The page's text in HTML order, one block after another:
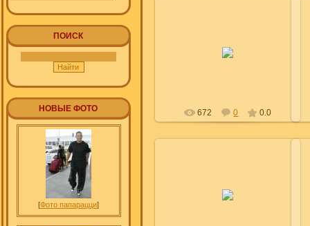
ПОИСК
НОВЫЕ ФОТО
[Фото папарацци]
672 0 0.0